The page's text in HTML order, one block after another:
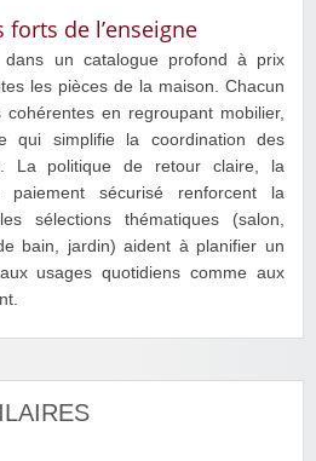
de l’enseigne
dans un catalogue profond à prix
les pièces de la maison. Chacun
en regroupant mobilier,
qui simplifie la coordination des
La politique de retour claire, la
sécurisé renforcent la
sélections thématiques (salon,
bain, jardin) aident à planifier un
usages quotidiens comme aux